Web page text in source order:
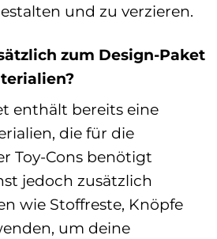
und zu verzieren.
zum Design-Paket
enthält bereits eine
die für die
Toy-Cons benötigt
jedoch zusätzlich
wie Stoffreste, Knöpfe
um deine